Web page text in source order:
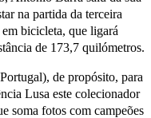
na partida da terceira
bicicleta, que ligará
de 173,7 quilómetros.
de propósito, para
Lusa este colecionador
soma fotos com campeões